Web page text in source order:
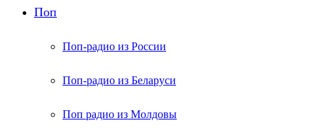
Поп
Поп-радио из России
Поп-радио из Беларуси
Поп радио из Молдовы